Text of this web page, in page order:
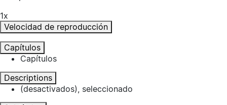
1x
Velocidad de reproducción
Capítulos
Capítulos
Descriptions
(desactivados), seleccionado